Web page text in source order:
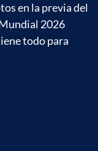
en la previa del
2026
todo para